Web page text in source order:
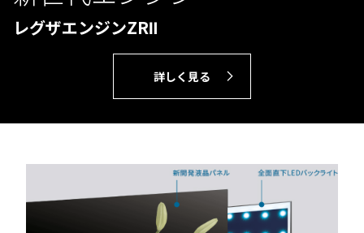
レグザエンジンZRⅡ
詳しく見る